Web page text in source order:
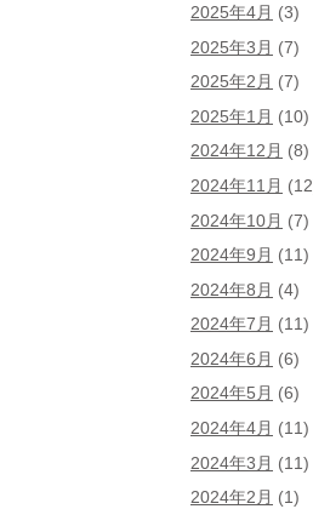
2025年4月 (3)
2025年3月 (7)
2025年2月 (7)
2025年1月 (10)
2024年12月 (8)
2024年11月
2024年10月 (7)
2024年9月 (11)
2024年8月 (4)
2024年7月 (11)
2024年6月 (6)
2024年5月 (6)
2024年4月 (11)
2024年3月 (11)
2024年2月 (1)